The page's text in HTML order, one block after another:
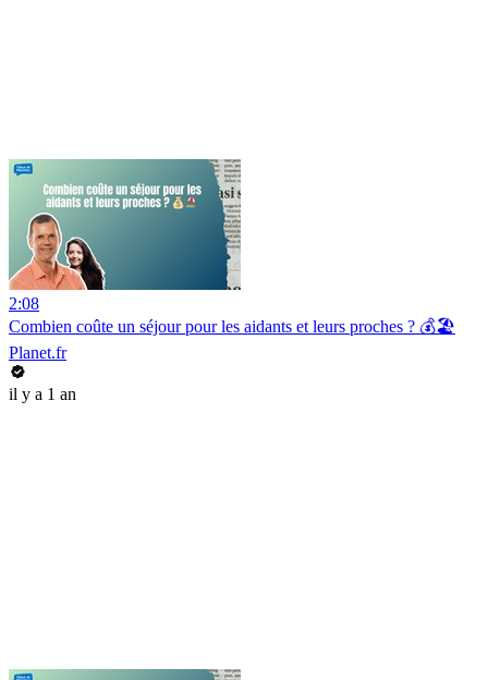
2:08
Combien coûte un séjour pour les aidants et leurs proches ? 💰🏖️
Planet.fr
il y a 1 an